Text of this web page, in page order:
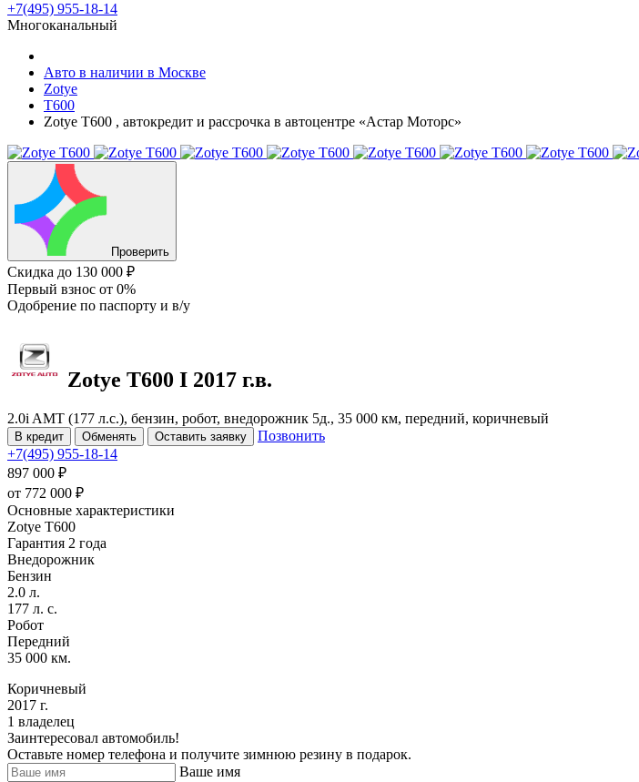
+7(495) 955-18-14
Многоканальный
Авто в наличии в Москве
Zotye
T600
Zotye T600 , автокредит и рассрочка в автоцентре «Астар Моторс»
Проверить
Скидка до 130 000 ₽
Первый взнос от 0%
Одобрение по паспорту и в/у
Zotye T600 I 2017 г.в.
2.0i AMT (177 л.с.), бензин, робот, внедорожник 5д., 35 000 км, передний, коричневый
В кредит Обменять Оставить заявку
Позвонить
+7(495) 955-18-14
897 000 ₽
от 772 000 ₽
Основные характеристики
Zotye T600
Гарантия 2 года
Внедорожник
Бензин
2.0 л.
177 л. с.
Робот
Передний
35 000 км.
Коричневый
2017 г.
1 владелец
Заинтересовал автомобиль!
Оставьте номер телефона и получите зимнюю резину в подарок.
Ваше имя